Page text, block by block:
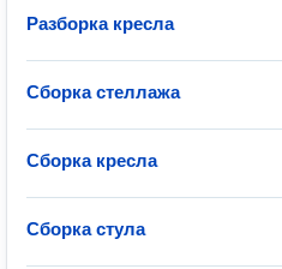
Разборка кресла
Сборка стеллажа
Сборка кресла
Сборка стула